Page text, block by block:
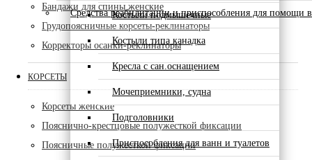
Средства реабилитации и приспособления для помощи
Костыли подмышечные
Костыли типа канадка
Кресла с сан.оснащением
Мочеприемники, судна
Подголовники
Приспособления для ванн и туалетов
Бандажи для спины женские
Грудопоясничные корсеты-реклинаторы
Корректоры осанки-реклинаторы
КОРСЕТЫ
Корсеты женские
Пояснично-крестцовые полужесткой фиксации
Поясничные полужесткой фиксации